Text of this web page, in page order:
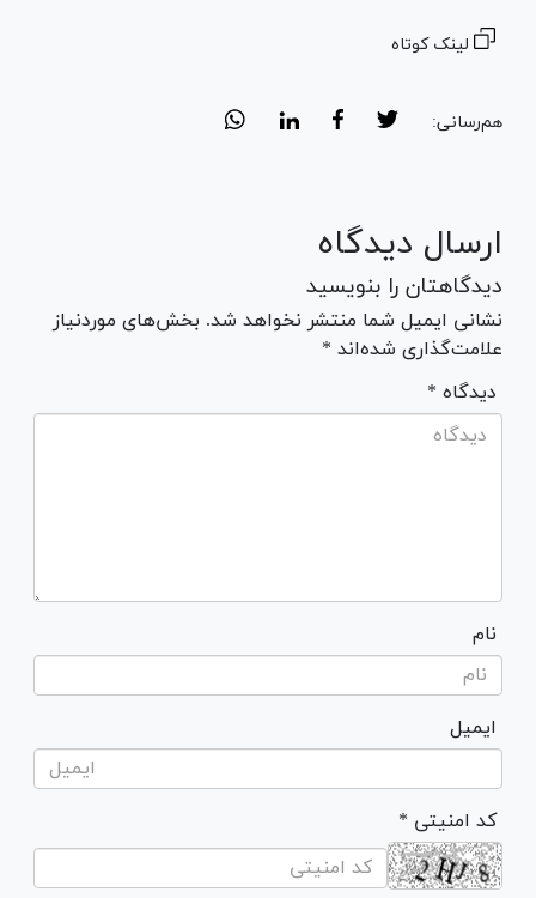
لینک کوتاه
هم‌رسانی:
ارسال دیدگاه
دیدگاهتان را بنویسید
نشانی ایمیل شما منتشر نخواهد شد. بخش‌های موردنیاز
علامت‌گذاری شده‌اند *
* دیدگاه
نام
ایمیل
* کد امنیتی